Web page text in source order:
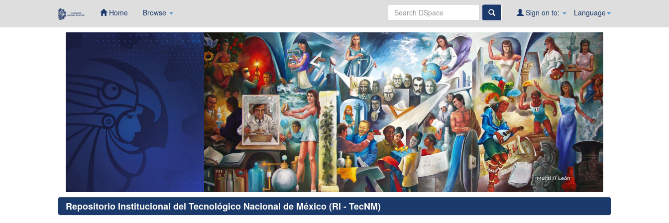
Home Browse Language
Sign on to:
Repositorio Institucional del Tecnológico Nacional de México (RI - TecNM)